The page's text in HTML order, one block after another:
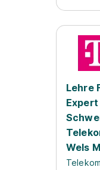
Lehre
Wels
Telekom